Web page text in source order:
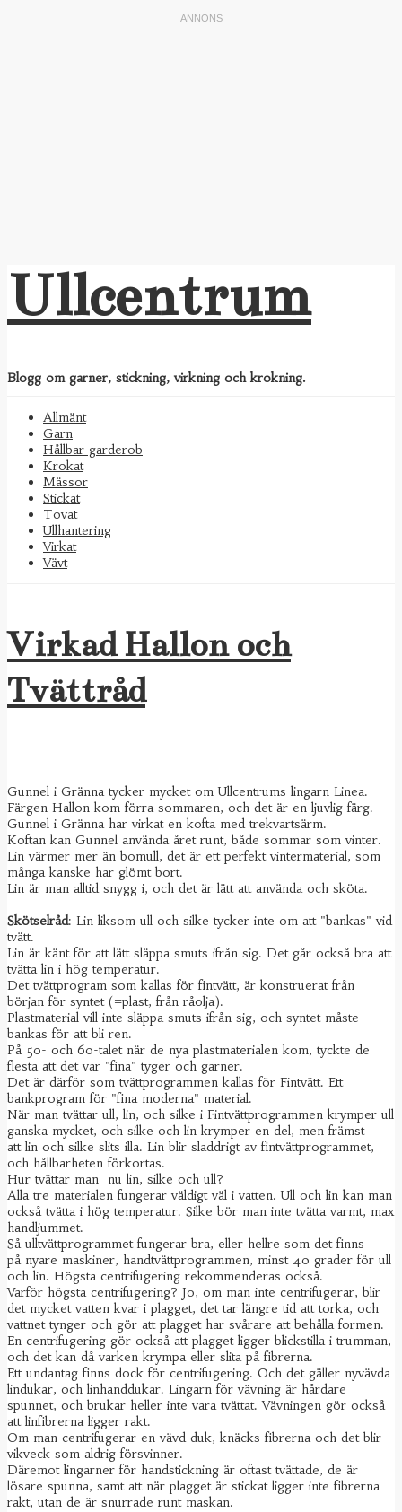
Ullcentrum
Blogg om garner, stickning, virkning och krokning.
Allmänt
Garn
Hållbar garderob
Krokat
Mässor
Stickat
Tovat
Ullhantering
Virkat
Vävt
Virkad Hallon och
Tvättråd
Gunnel i Gränna tycker mycket om Ullcentrums lingarn Linea.
Färgen Hallon kom förra sommaren, och det är en ljuvlig färg.
Gunnel i Gränna har virkat en kofta med trekvartsärm.
Koftan kan Gunnel använda året runt, både sommar som vinter.
Lin värmer mer än bomull, det är ett perfekt vintermaterial, som
många kanske har glömt bort.
Lin är man alltid snygg i, och det är lätt att använda och sköta.
Skötselråd: Lin liksom ull och silke tycker inte om att "bankas" vid
tvätt.
Lin är känt för att lätt släppa smuts ifrån sig. Det går också bra att
tvätta lin i hög temperatur.
Det tvättprogram som kallas för fintvätt, är konstruerat från
början för syntet (=plast, från råolja).
Plastmaterial vill inte släppa smuts ifrån sig, och syntet måste
bankas för att bli ren.
På 50- och 60-talet när de nya plastmaterialen kom, tyckte de
flesta att det var "fina" tyger och garner.
Det är därför som tvättprogrammen kallas för Fintvätt. Ett
bankprogram för "fina moderna" material.
När man tvättar ull, lin, och silke i Fintvättprogrammen krymper ull
ganska mycket, och silke och lin krymper en del, men främst
att lin och silke slits illa. Lin blir sladdrigt av fintvättprogrammet,
och hållbarheten förkortas.
Hur tvättar man nu lin, silke och ull?
Alla tre materialen fungerar väldigt väl i vatten. Ull och lin kan man
också tvätta i hög temperatur. Silke bör man inte tvätta varmt, max
handljummet.
Så ulltvättprogrammet fungerar bra, eller hellre som det finns
på nyare maskiner, handtvättprogrammen, minst 40 grader för ull
och lin. Högsta centrifugering rekommenderas också.
Varför högsta centrifugering? Jo, om man inte centrifugerar, blir
det mycket vatten kvar i plagget, det tar längre tid att torka, och
vattnet tynger och gör att plagget har svårare att behålla formen.
En centrifugering gör också att plagget ligger blickstilla i trumman,
och det kan då varken krympa eller slita på fibrerna.
Ett undantag finns dock för centrifugering. Och det gäller nyvävda
lindukar, och linhanddukar. Lingarn för vävning är hårdare
spunnet, och brukar heller inte vara tvättat. Vävningen gör också
att linfibrerna ligger rakt.
Om man centrifugerar en vävd duk, knäcks fibrerna och det blir
vikveck som aldrig försvinner.
Däremot lingarner för handstickning är oftast tvättade, de är
lösare spunna, samt att när plagget är stickat ligger inte fibrerna
rakt, utan de är snurrade runt maskan.